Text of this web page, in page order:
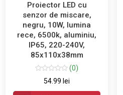
Proiector LED cu
senzor de miscare,
negru, 10W, lumina
rece, 6500k, aluminiu,
IP65, 220-240V,
85x110x38mm
(0)
54.99 lei